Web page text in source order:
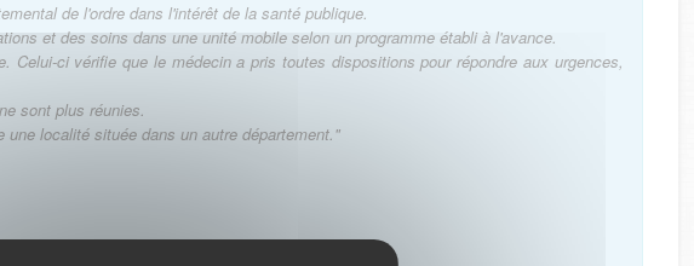
de l'ordre dans l'intérêt de la santé publique.
et des soins dans une unité mobile selon un programme établi à l'avance.
ci vérifie que le médecin a pris toutes dispositions pour répondre aux urgences,
sont plus réunies.
localité située dans un autre département."